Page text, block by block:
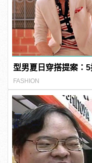
型男夏日穿搭提案：
FASHION